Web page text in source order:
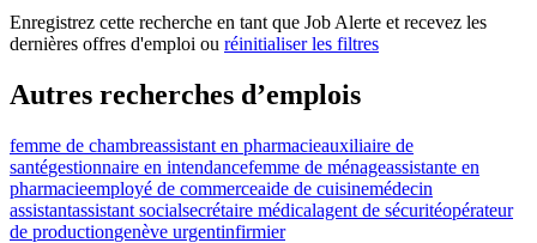
Enregistrez cette recherche en tant que Job Alerte et recevez les
dernières offres d'emploi ou réinitialiser les filtres
Autres recherches d’emplois
femme de chambreassistant en pharmacieauxiliaire de
santégestionnaire en intendancefemme de ménageassistante en
pharmacieemployé de commerceaide de cuisinemédecin
assistantassistant socialsecrétaire médicalagent de sécuritéopérateur
de productiongenève urgentinfirmier